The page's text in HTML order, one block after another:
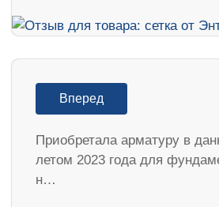
Вперед
Приобретала арматуру в
летом 2023 года для
н…